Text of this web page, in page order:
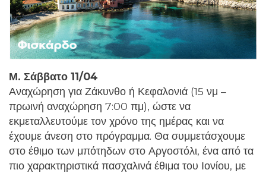
Μ. Σάββατο 11/04
Αναχώρηση για Ζάκυνθο ή Κεφαλονιά (15 νμ –
πρωινή αναχώρηση 7:00 πμ), ώστε να
εκμεταλλευτούμε τον χρόνο της ημέρας και να
έχουμε άνεση στο πρόγραμμα. Θα συμμετάσχουμε
στο έθιμο των μπότηδων στο Αργοστόλι, ένα από τα
πιο χαρακτηριστικά πασχαλινά έθιμα του Ιονίου, με